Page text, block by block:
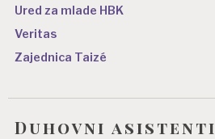
Ured za mlade HBK
Veritas
Zajednica Taizé
Duhovni asistenti